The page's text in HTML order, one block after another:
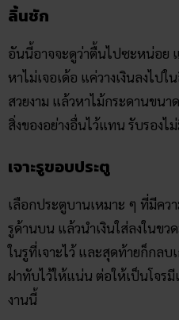
ลิ้นชัก
อันนี้อาจจะดูว่าตื้นไปซะหน่อย
หาไม่เจอเด้อ แค่วางเงินลงไป
สวยงาม แล้วหาไม้กระดานขน
สิ่งของอย่างอื่นไว้แทน รับรองไ
เจาะรูขอบประตู
เลือกประตูบานเหมาะ ๆ ที่มีคว
รูด้านบน แล้วนำเงินใส่ลงในข
ในรูที่เจาะไว้ และสุดท้ายก็กล
ฝาทับไว้ให้แน่น ต่อให้เป็นโจร
งานนี้